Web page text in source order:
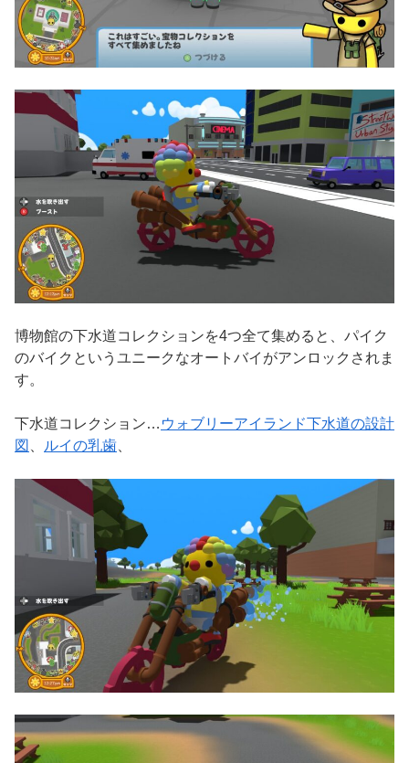
博物館の下水道コレクションを4つ全て集めると、パイク
のバイクというユニークなオートバイがアンロックされま
す。
下水道コレクション… ウォブリーアイランド下水道の設計
図
ルイの乳歯